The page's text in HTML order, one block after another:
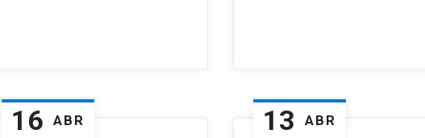
16 ABR 13 ABR